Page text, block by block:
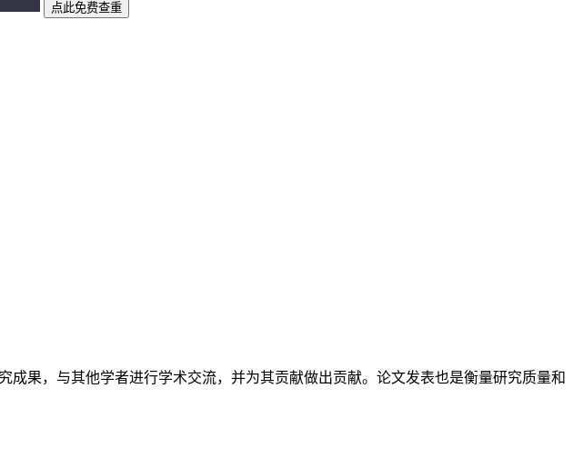
点此免费查重
果，与其他学者进行学术交流，并为其贡献做出贡献。论文发表也是衡量研究质量和